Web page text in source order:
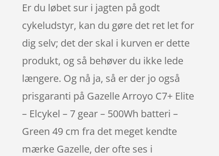
Er du løbet sur i jagten på godt
cykeludstyr, kan du gøre det ret let for
dig selv; det der skal i kurven er dette
produkt, og så behøver du ikke lede
længere. Og nå ja, så er der jo også
prisgaranti på Gazelle Arroyo C7+ Elite
– Elcykel – 7 gear – 500Wh batteri –
Green 49 cm fra det meget kendte
mærke Gazelle, der ofte ses i